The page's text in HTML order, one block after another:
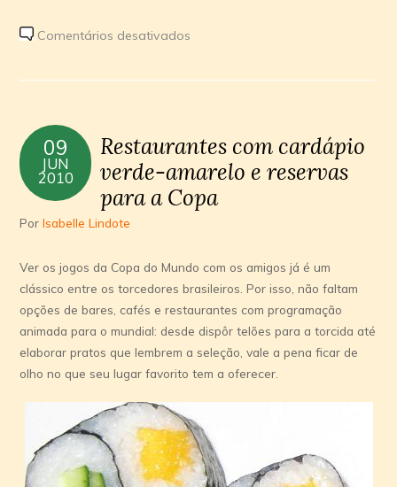
Comentários desativados
Copa
09
JUN
2010
Restaurantes com cardápio
verde-amarelo e reservas
para a Copa
PorIsabelle Lindote
Ver os jogos da Copa do Mundo com os amigos já é um
clássico entre os torcedores brasileiros. Por isso, não faltam
opções de bares, cafés e restaurantes com programação
animada para o mundial: desde dispôr telões para a torcida até
elaborar pratos que lembrem a seleção, vale a pena ficar de
olho no que seu lugar favorito tem a oferecer.